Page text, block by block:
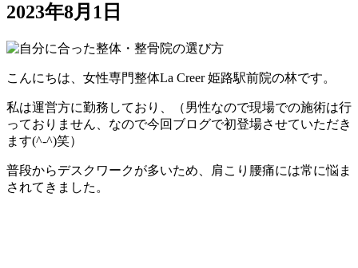
2023年8月1日
こんにちは、女性専門整体La Creer 姫路駅前院の林です。
私は運営方に勤務しており、（男性なので現場での施術は行
っておりません、なので今回ブログで初登場させていただき
ます(^-^)笑）
普段からデスクワークが多いため、肩こり腰痛には常に悩ま
されてきました。